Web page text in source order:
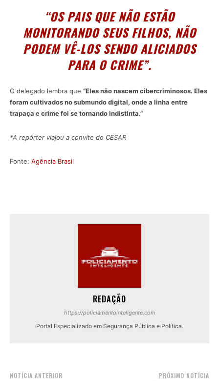
“OS PAIS QUE NÃO ESTÃO
MONITORANDO SEUS FILHOS, NÃO
PODEM VÊ-LOS SENDO ALICIADOS
PARA O CRIME”.
O delegado lembra que “Eles não nascem cibercriminosos. Eles
foram cultivados no submundo digital, onde a linha entre
trapaça e crime foi se tornando indistinta.”
*A repórter viajou a convite do CESAR
Fonte: Agência Brasil
REDAÇÃO
https://policiamentointeligente.com
Portal Especializado em Segurança Pública e Política.
NOTÍCIA ANTERIOR PRÓXIMO NOTÍCIA